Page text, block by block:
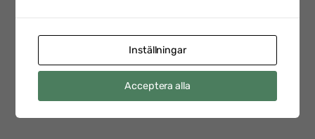
Talare 2024, Talare 2025
Pier Lundmark Mats Snäll
Inställningar
Acceptera alla